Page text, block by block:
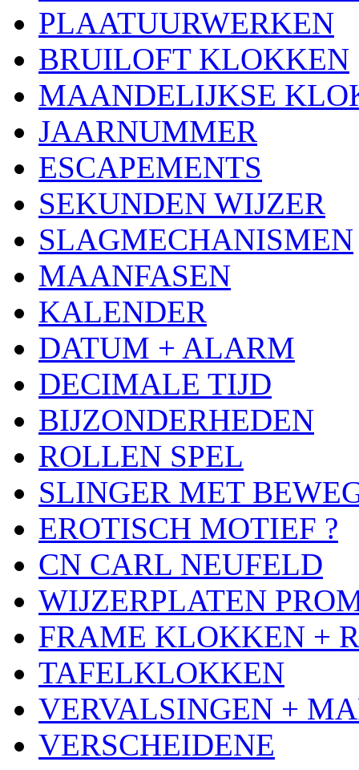
PLAATUURWERKEN
BRUILOFT KLOKKEN
MAANDELIJKSE
JAARNUMMER
ESCAPEMENTS
SEKUNDEN WIJZER
SLAGMECHANISMEN
MAANFASEN
KALENDER
DATUM + ALARM
DECIMALE TIJD
BIJZONDERHEDEN
ROLLEN SPEL
SLINGER MET
EROTISCH MOTIEF ?
CN CARL NEUFELD
WIJZERPLATEN
FRAME KLOKKEN +
TAFELKLOKKEN
VERVALSINGEN +
VERSCHEIDENE